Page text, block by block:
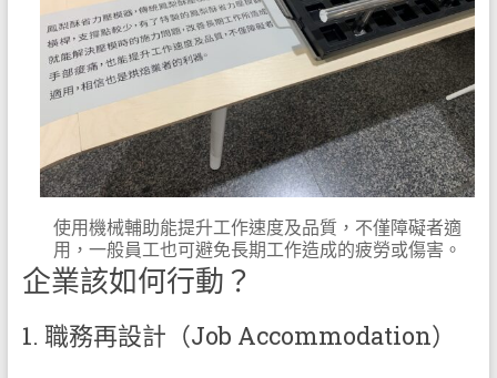
使用機械輔助能提升工作速度及品質，不僅障礙者適
用，一般員工也可避免長期工作造成的疲勞或傷害。
企業該如何行動？
1. 職務再設計（Job Accommodation）